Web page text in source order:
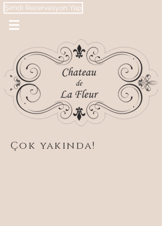
Şimdi Rezervasyon Yap
Çok yakında!